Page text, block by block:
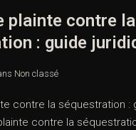
plainte contre la
: guide
Non classé
contre la séquestration :
contre la